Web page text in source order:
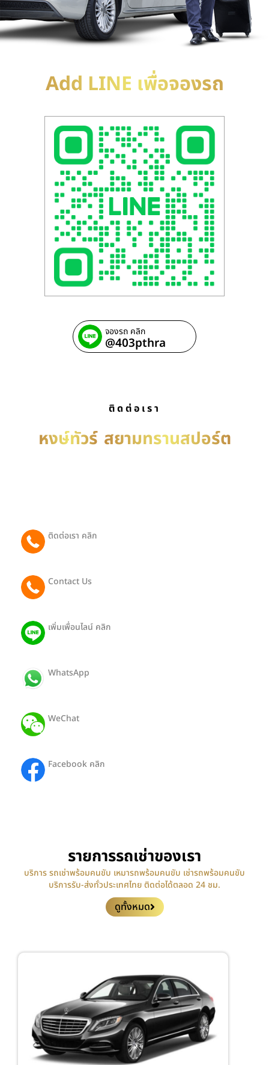
Add LINE เพื่อจองรถ
จองรถ คลิก
@403pthra
ติดต่อเรา
หงษ์ทัวร์ สยามทรานสปอร์ต
ติดต่อเรา คลิก
Contact Us
เพิ่มเพื่อนไลน์ คลิก
WhatsApp
WeChat
Facebook คลิก
รายการรถเช่าของเรา
บริการ รถเช่าพร้อมคนขับ เหมารถพร้อมคนขับ เช่ารถพร้อมคนขับ
บริการรับ-ส่งทั่วประเทศไทย ติดต่อได้ตลอด 24 ชม.
ดูทั้งหมด